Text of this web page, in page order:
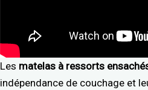
Les matelas à ressorts
indépendance de couchage et